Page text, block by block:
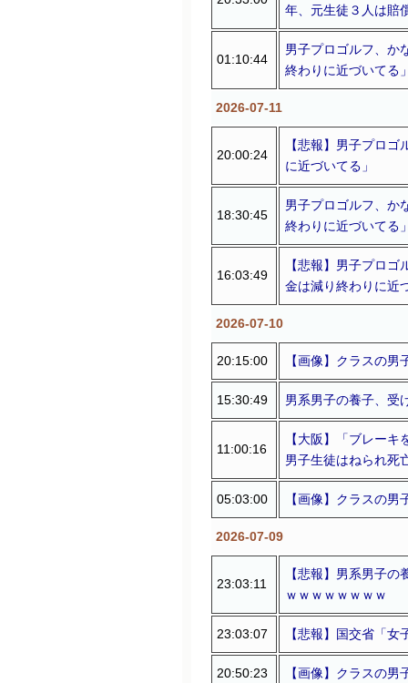
年、元生徒３人は賠
01:10:44
男子プロゴルフ、か
終わりに近づいてる
2026-07-11
20:00:24
【悲報】男子プロ
に近づいてる」
18:30:45
男子プロゴルフ、か
終わりに近づいてる
16:03:49
【悲報】男子プロ
金は減り終わりに近
2026-07-10
20:15:00 【画像】クラスの
15:30:49 男系男子の養子、
11:00:16
【大阪】「ブレー
男子生徒はねられ
05:03:00 【画像】クラスの
2026-07-09
23:03:11
【悲報】男系男子
ｗｗｗｗｗｗｗｗ
23:03:07 【悲報】国交省「
20:50:23 【画像】クラスの